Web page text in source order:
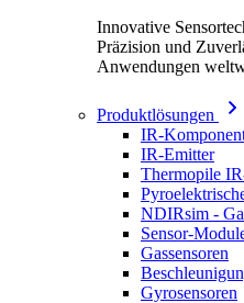
Innovative
Präzision und
Anwendungen
Produktlösungen
IR-
IR-Emitter
Thermopile
NDIRsim -
Sensor-
Gassensoren
Gyrosensoren